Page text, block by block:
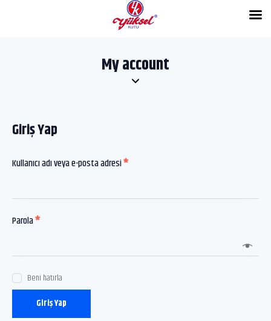
My account
Giriş Yap
Kullanıcı adı veya e-posta adresi*
Parola*
Beni hatırla
Giriş Yap